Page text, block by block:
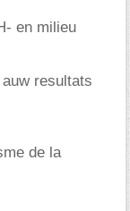
en milieu
resultats
de la